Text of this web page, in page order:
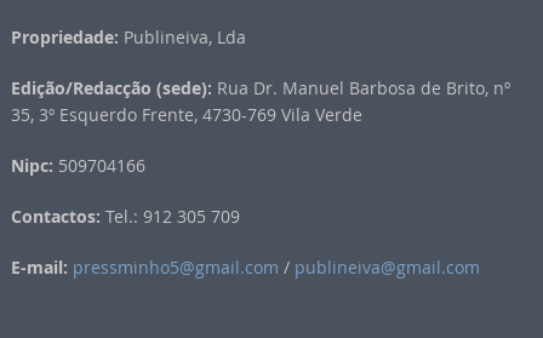
Propriedade: Publineiva, Lda
Edição/Redacção (sede): Rua Dr. Manuel Barbosa de Brito, nº
35, 3º Esquerdo Frente, 4730-769 Vila Verde
Nipc: 509704166
Contactos: Tel.: 912 305 709
E-mail: pressminho5@gmail.com / publineiva@gmail.com